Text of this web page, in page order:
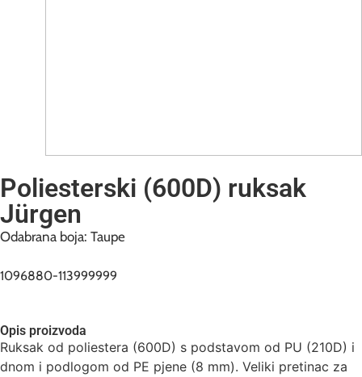
Poliesterski (600D) ruksak
Jürgen
Odabrana boja: Taupe
1096880-113999999
Opis proizvoda
Ruksak od poliestera (600D) s podstavom od PU (210D) i
dnom i podlogom od PE pjene (8 mm). Veliki pretinac za